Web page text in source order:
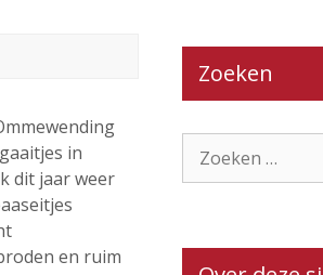
in
dit jaar weer
en ruim
Zoeken
naar: